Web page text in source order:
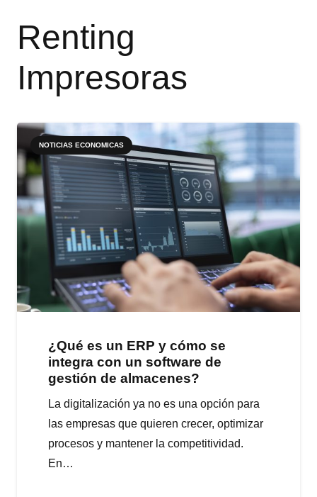
Renting
Impresoras
NOTICIAS ECONOMICAS
¿Qué es un ERP y cómo se
integra con un software de
gestión de almacenes?
La digitalización ya no es una opción para
las empresas que quieren crecer, optimizar
procesos y mantener la competitividad.
En…